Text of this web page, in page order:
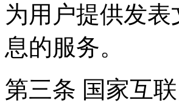
为用户提供发
息的服务。
第三条 国家互